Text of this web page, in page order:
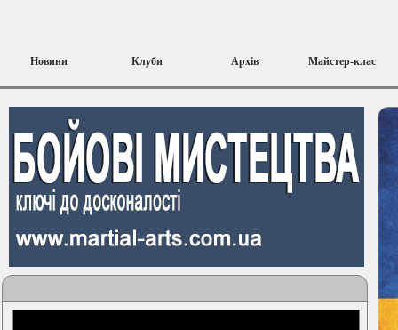
Новини Клуби Архів Майстер-клас